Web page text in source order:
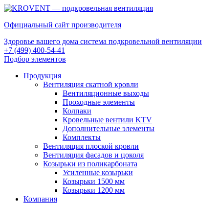
Официальный сайт производителя
Здоровье вашего дома система подкровельной вентиляции
+7 (499) 400-54-41
Подбор элементов
Продукция
Вентиляция скатной кровли
Вентиляционные выходы
Проходные элементы
Колпаки
Кровельные вентили KTV
Дополнительные элементы
Комплекты
Вентиляция плоской кровли
Вентиляция фасадов и цоколя
Козырьки из поликарбоната
Усиленные козырьки
Козырьки 1500 мм
Козырьки 1200 мм
Компания